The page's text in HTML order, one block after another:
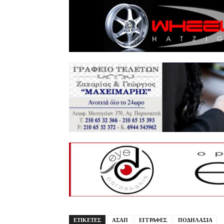
ΕΤΙΚΕΤΕΣ ΑΣΑΠ ΕΓΓΡΑΦΕΣ ΠΟΔΗΛΑΣΙΑ